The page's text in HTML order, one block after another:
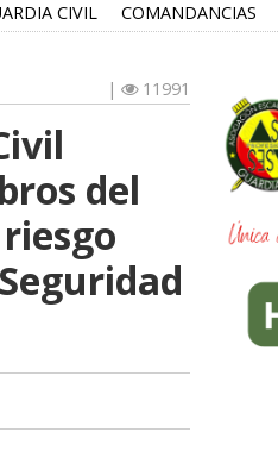
CIVIL COMANDANCIAS
| 11991
del